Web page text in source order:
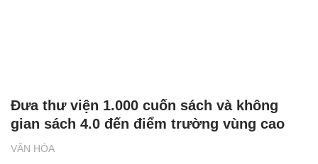
VĂN HÓA
Đưa thư viện 1.000 cuốn sách và không
gian sách 4.0 đến điểm trường vùng cao